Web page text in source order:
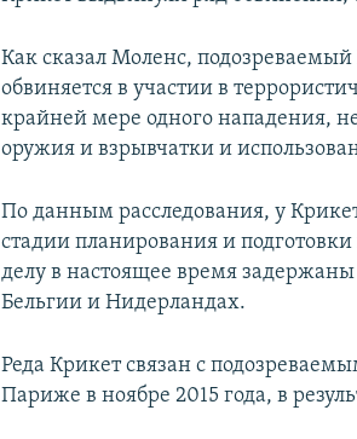
Как сказал Моленс,
обвиняется в участии в
крайней мере одного нападения,
оружия и взрывчатки и
По данным расследования, у
стадии планирования и
делу в настоящее время
Бельгии и Нидерландах.
Реда Крикет связан с
Париже в ноябре 2015 года, в